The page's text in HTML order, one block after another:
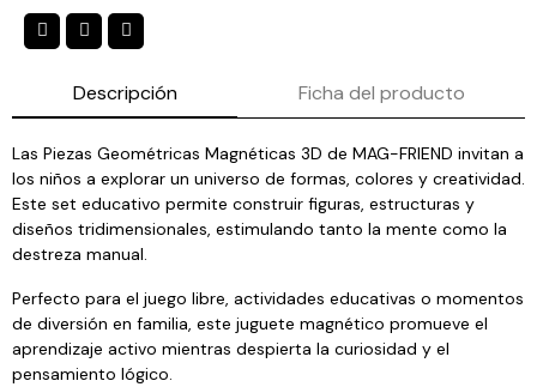
Descripción Ficha del producto
Las Piezas Geométricas Magnéticas 3D de MAG-FRIEND invitan a
los niños a explorar un universo de formas, colores y creatividad.
Este set educativo permite construir figuras, estructuras y
diseños tridimensionales, estimulando tanto la mente como la
destreza manual.
Perfecto para el juego libre, actividades educativas o momentos
de diversión en familia, este juguete magnético promueve el
aprendizaje activo mientras despierta la curiosidad y el
pensamiento lógico.